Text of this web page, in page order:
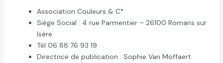
Association Couleurs & C°
Siège Social : 4 rue Parmentier – 26100 Romans sur
Isère
Tél 06 88 76 93 19
Directrice de publication : Sophie Van Moffaert